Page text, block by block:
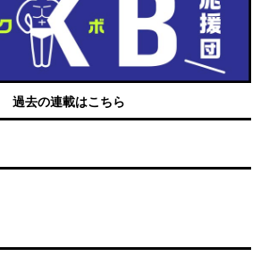
過去の連載はこちら